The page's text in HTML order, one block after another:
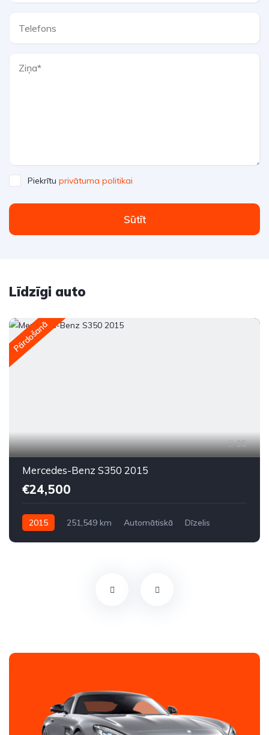
Piekrītu privātuma politikai
Sūtīt
Līdzīgi auto
Pārdošanā
35
Mercedes-Benz S350 2015
€24,500
2015 251,549 km Automātiskā
Dīzelis